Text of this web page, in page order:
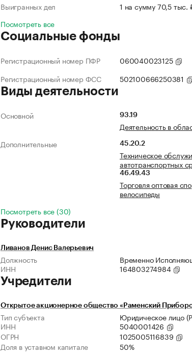
Выигранных дел
1 на сумму 70,5 тыс.
Посмотреть все
Социальные фонды
Регистрационный номер ПФР
060040023125
Регистрационный номер ФСС
502100666250381
Виды деятельности
Основной 93.19
Деятельность в
Дополнительные
45.20.2
Техническое
автотранспортных
46.49.43
Торговля оптовая
велосипеды
Посмотреть все (30)
Руководители
Ливанов Денис Валерьевич
Должность
Временно
ИНН
164803274984
Учредители
Открытое акционерное общество «Раменский
Тип субъекта
Юридическое лицо
ИНН
5040001426
ОГРН
1025005116839
Доля в уставном капитале
50%